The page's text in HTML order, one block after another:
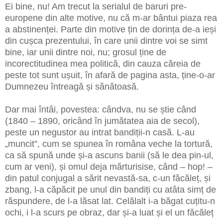
Ei bine, nu! Am trecut la serialul de baruri pre-
europene din alte motive, nu că m-ar bântui piaza rea
a abstinenței. Parte din motive țin de dorința de-a ieși
din cușca prezentului, în care unii dintre voi se simt
bine, iar unii dintre noi, nu; grosul ține de
incorectitudinea mea politică, din cauza căreia de
peste tot sunt ușuit, în afară de pagina asta, ține-o-ar
Dumnezeu întreagă și sănătoasă.
Dar mai întâi, povestea: cândva, nu se știe când
(1840 – 1890, oricând în jumătatea aia de secol),
peste un negustor au intrat bandiții-n casă. L-au
„muncit”, cum se spunea în româna veche la tortură,
ca să spună unde și-a ascuns banii (să le dea pin-ul,
cum ar veni), și omul deja mărturisise, când – hop! –
din patul conjugal a sărit nevastă-sa, c-un făcăleț, și
zbang, l-a căpăcit pe unul din bandiți cu atâta simț de
răspundere, de l-a lăsat lat. Celălalt i-a băgat cuțitu-n
ochi, i l-a scurs pe obraz, dar și-a luat și el un făcăleț